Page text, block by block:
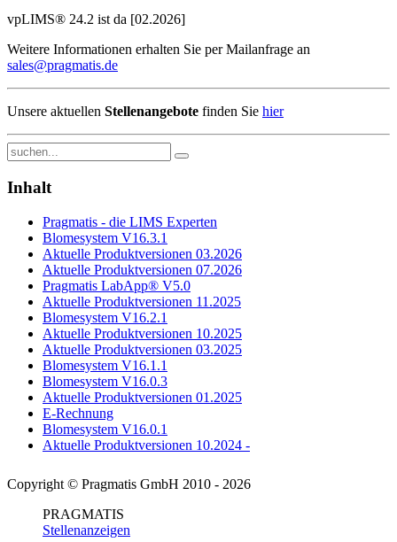
vpLIMS® 24.2 ist da [02.2026]
Weitere Informationen erhalten Sie per Mailanfrage an
sales@pragmatis.de
Unsere aktuellen Stellenangebote finden Sie hier
Inhalt
Pragmatis - die LIMS Experten
Blomesystem V16.3.1
Aktuelle Produktversionen 03.2026
Aktuelle Produktversionen 07.2026
Pragmatis LabApp® V5.0
Aktuelle Produktversionen 11.2025
Blomesystem V16.2.1
Aktuelle Produktversionen 10.2025
Aktuelle Produktversionen 03.2025
Blomesystem V16.1.1
Blomesystem V16.0.3
Aktuelle Produktversionen 01.2025
E-Rechnung
Blomesystem V16.0.1
Aktuelle Produktversionen 10.2024 -
Copyright © Pragmatis GmbH 2010 - 2026
PRAGMATIS
Stellenanzeigen